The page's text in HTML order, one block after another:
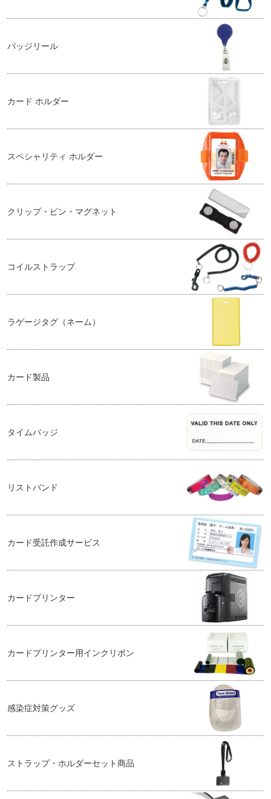
バッジリール
カード ホルダー
スペシャリティ ホルダー
クリップ・ピン・マグネット
コイルストラップ
ラゲージタグ（ネーム）
カード製品
タイムバッジ
リストバンド
カード受託作成サービス
カードプリンター
カードプリンター用インクリボン
感染症対策グッズ
ストラップ・ホルダーセット商品